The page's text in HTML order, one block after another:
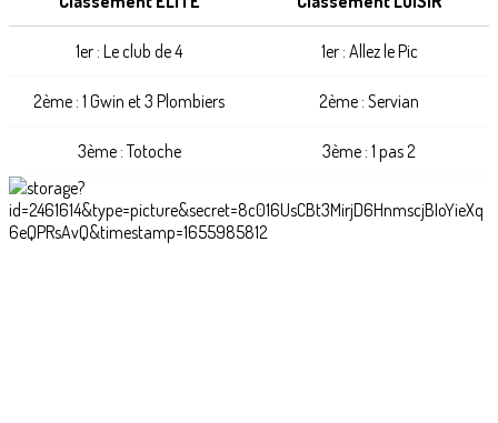
1er : Le club de 4 1er : Allez le Pic
2ème : 1 Gwin et 3 Plombiers 2ème : Servian
3ème : Totoche 3ème : 1 pas 2